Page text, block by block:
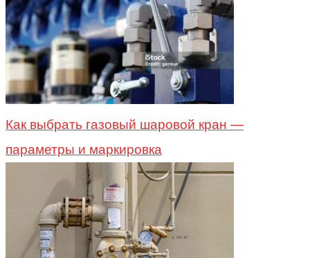
Как выбрать газовый шаровой кран —
параметры и маркировка